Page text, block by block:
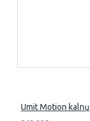
Umit Motion